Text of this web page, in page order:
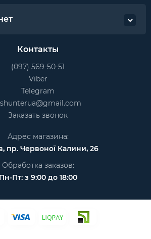
Контакты
(097) 569-50-51
Viber
Telegram
Заказать звонок
Адрес магазина:
пр. Червоної Калини, 26
Обработка заказов:
Пн-Пт: з 9:00 до 18:00